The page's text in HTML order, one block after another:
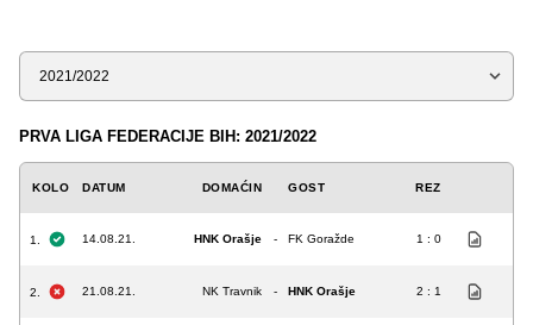
Sezona
PRVA LIGA FEDERACIJE BIH: 2021/2022
KOLO DATUM DOMAĆIN GOST REZ
1. 14.08.21. HNK Orašje - FK Goražde 1 : 0
2. 21.08.21. NK Travnik - HNK Orašje 2 : 1